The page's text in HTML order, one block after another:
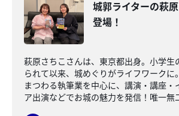
城郭ライターの萩
登場！
萩原さちこさんは、東京都出身。小学生
られて以来、城めぐりがライフワークに
まつわる執筆業を中心に、講演・講座・
ア出演などでお城の魅力を発信！唯一無